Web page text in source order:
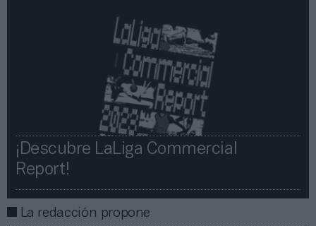
¡Descubre LaLiga Commercial
Report!​​
La redacción propone